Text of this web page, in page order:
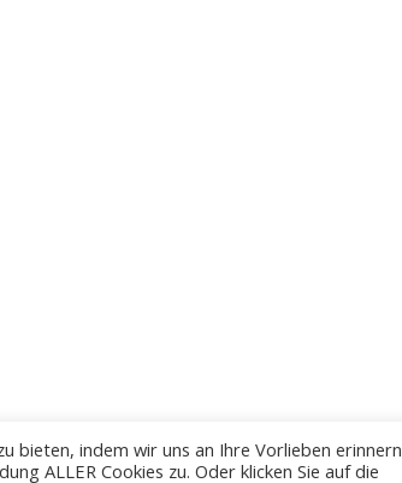
bieten, indem wir uns an Ihre Vorlieben erinnern
ALLER Cookies zu. Oder klicken Sie auf die